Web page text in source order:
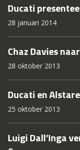
Ducati
28 januari 2014
Chaz Davies
28 oktober 2013
Ducati en
25 oktober 2013
Luigi Dall’Inga